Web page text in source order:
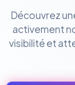
Découvrez
activement
visibilité et